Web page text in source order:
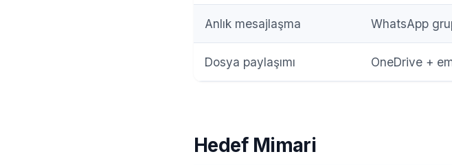
Anlık mesajlaşma WhatsApp
Dosya paylaşımı OneDrive +
Hedef Mimari